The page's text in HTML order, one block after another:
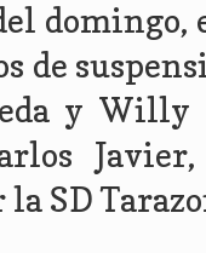
domingo,
de
y Willy
SD